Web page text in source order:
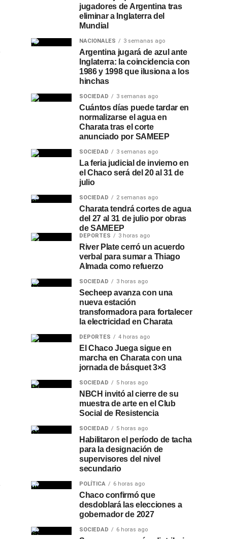
jugadores de Argentina tras
eliminar a Inglaterra del
Mundial
NACIONALES 3 semanas ago
Argentina jugará de azul ante
Inglaterra: la coincidencia con
1986 y 1998 que ilusiona a los
hinchas
SOCIEDAD 3 semanas ago
Cuántos días puede tardar en
normalizarse el agua en
Charata tras el corte
anunciado por SAMEEP
SOCIEDAD 3 semanas ago
La feria judicial de invierno en
el Chaco será del 20 al 31 de
julio
SOCIEDAD 2 semanas ago
Charata tendrá cortes de agua
del 27 al 31 de julio por obras
de SAMEEP
DEPORTES 3 horas ago
River Plate cerró un acuerdo
verbal para sumar a Thiago
Almada como refuerzo
SOCIEDAD 3 horas ago
Secheep avanza con una
nueva estación
transformadora para fortalecer
la electricidad en Charata
DEPORTES 4 horas ago
El Chaco Juega sigue en
marcha en Charata con una
jornada de básquet 3×3
SOCIEDAD 5 horas ago
NBCH invitó al cierre de su
muestra de arte en el Club
Social de Resistencia
SOCIEDAD 5 horas ago
Habilitaron el período de tacha
para la designación de
supervisores del nivel
secundario
POLÍTICA 6 horas ago
Chaco confirmó que
desdoblará las elecciones a
gobernador de 2027
SOCIEDAD 6 horas ago